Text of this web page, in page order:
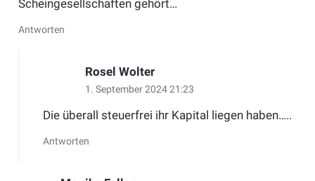
Scheingesellschaften gehört…
Antworten
Rosel Wolter
1. September 2024 21:23
Die überall steuerfrei ihr Kapital liegen haben…..
Antworten